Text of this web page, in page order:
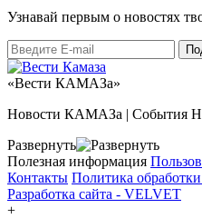
Узнaвай первым о новостях
«Вести КАМАЗа»
Новости КАМАЗа | События
Развернуть
Полезная информация
Контакты Политика
Разработка сайта - VELVET
+